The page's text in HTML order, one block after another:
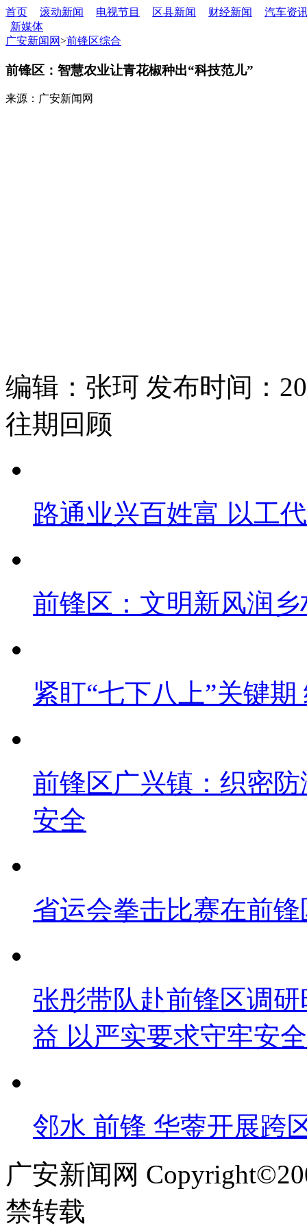
首页 滚动新闻 电视节目 区县新闻 财经新闻
汽车资
新媒体
广安新闻网>前锋区综合
前锋区：智慧农业让青花椒种出“科技范儿”
来源：广安新闻网
编辑：张珂 发布时间：
往期回顾
路通业兴百姓富 以工
前锋区：文明新风润
紧盯“七下八上”关键
前锋区广兴镇：织密
安全
省运会拳击比赛在前
张彤带队赴前锋区调
益 以严实要求守牢安
邻水 前锋 华蓥开展跨
广安新闻网
禁转载